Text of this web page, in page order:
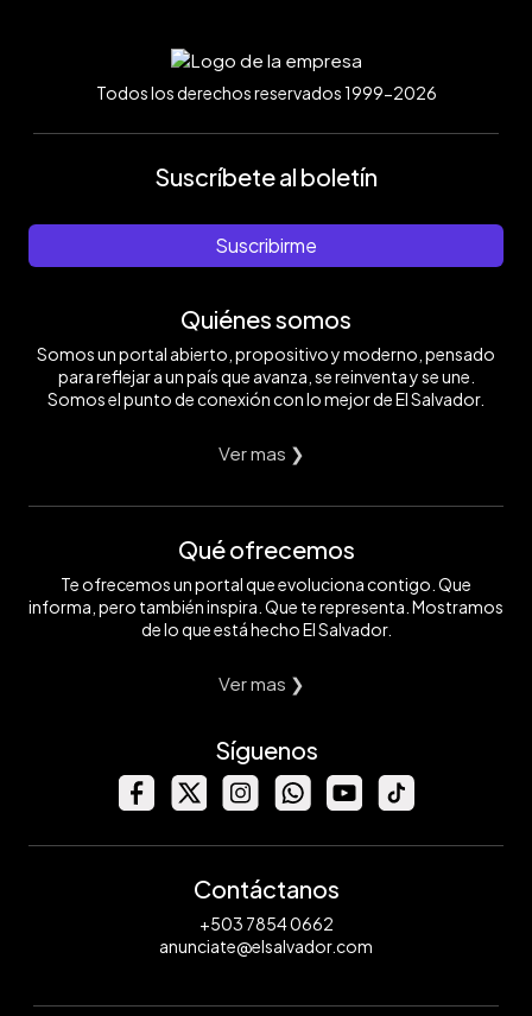
Todos los derechos reservados 1999-2026
Suscríbete al boletín
Suscribirme
Quiénes somos
Somos un portal abierto, propositivo y moderno, pensado
para reflejar a un país que avanza, se reinventa y se une.
Somos el punto de conexión con lo mejor de El Salvador.
Ver mas ❯
Qué ofrecemos
Te ofrecemos un portal que evoluciona contigo. Que
informa, pero también inspira. Que te representa. Mostramos
de lo que está hecho El Salvador.
Ver mas ❯
Síguenos
Contáctanos
+503 7854 0662
anunciate@elsalvador.com